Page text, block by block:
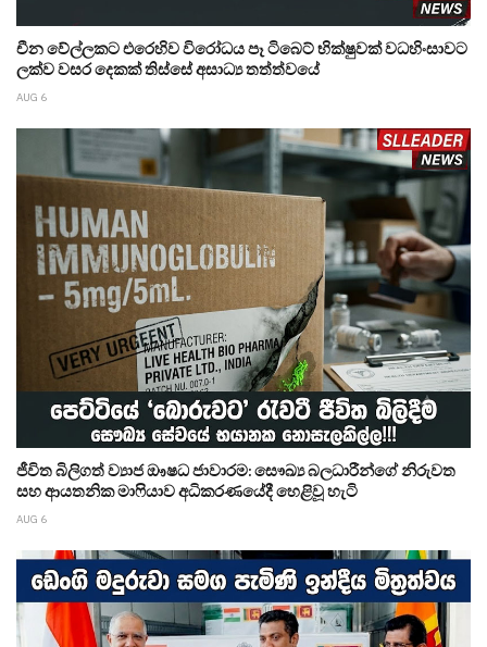
චීන වේල්ලකට එරෙහිව විරෝධය පෑ ටිබෙට් භික්ෂුවක් වධහිංසාවට
ලක්ව වසර දෙකක් තිස්සේ අසාධ්‍ය තත්ත්වයේ
AUG 6
ජීවිත බිලිගත් ව්‍යාජ ඖෂධ ජාවාරම: සෞඛ්‍ය බලධාරීන්ගේ නිරුවත
සහ ආයතනික මාෆියාව අධිකරණයේදී හෙළිවූ හැටි
AUG 6